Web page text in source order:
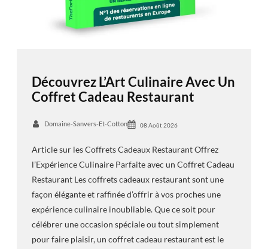
Découvrez L’Art Culinaire Avec Un
Coffret Cadeau Restaurant
Domaine-Sanvers-Et-Cotton 08 Août 2026
Article sur les Coffrets Cadeaux Restaurant Offrez
l’Expérience Culinaire Parfaite avec un Coffret Cadeau
Restaurant Les coffrets cadeaux restaurant sont une
façon élégante et raffinée d’offrir à vos proches une
expérience culinaire inoubliable. Que ce soit pour
célébrer une occasion spéciale ou tout simplement
pour faire plaisir, un coffret cadeau restaurant est le